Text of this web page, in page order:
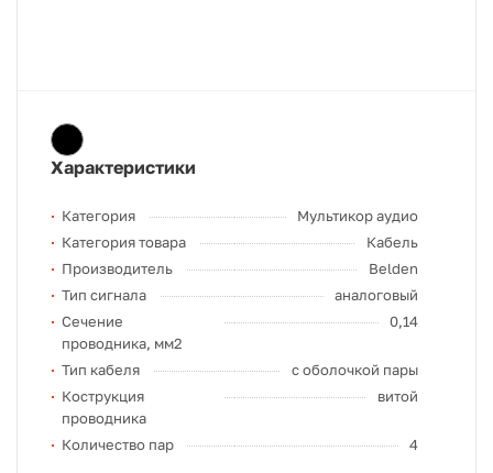
Характеристики
Категория
Мультикор аудио
Категория товара
Кабель
Производитель
Belden
Тип сигнала
аналоговый
Сечение
проводника, мм2
0,14
Тип кабеля
с оболочкой пары
Кострукция
проводника
витой
Количество пар 4